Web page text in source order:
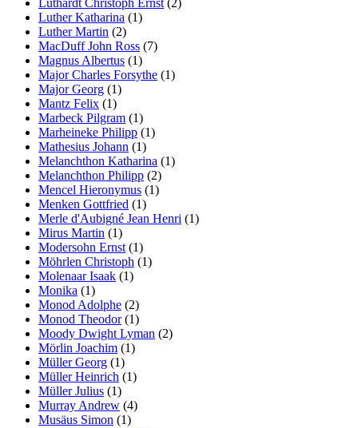
Luther Katharina (1)
Luther Martin (2)
MacDuff John Ross (7)
Magnus Albertus (1)
Major Charles Forsythe (1)
Major Georg (1)
Mantz Felix (1)
Marbeck Pilgram (1)
Marheineke Philipp (1)
Mathesius Johann (1)
Melanchthon Katharina (1)
Melanchthon Philipp (2)
Mencel Hieronymus (1)
Menken Gottfried (1)
Merle d'Aubigné Jean Henri (1)
Mirus Martin (1)
Modersohn Ernst (1)
Möhrlen Christoph (1)
Molenaar Isaak (1)
Monika (1)
Monod Adolphe (2)
Monod Theodor(1)
Moody Dwight Lyman (2)
Mörlin Joachim (1)
Müller Georg (1)
Müller Heinrich (1)
Müller Julius (1)
Murray Andrew (4)
Musäus Simon (1)